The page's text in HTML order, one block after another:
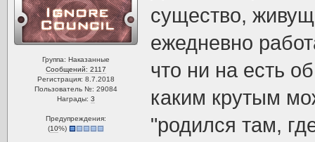
Группа: Наказанные
Сообщений: 2117
Регистрация: 8.7.2018
Пользователь №: 29084
Награды: 3
Предупреждения:
(10%)
существо,
ежедневно
что ни на есть
каким крутым
"родился там,